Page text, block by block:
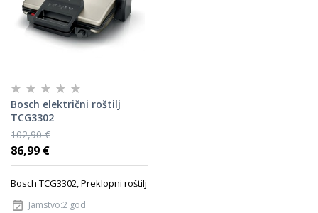
Bosch električni roštilj
TCG3302
102,90 €
86,99 €
Bosch TCG3302, Preklopni roštilj
Jamstvo:2 god